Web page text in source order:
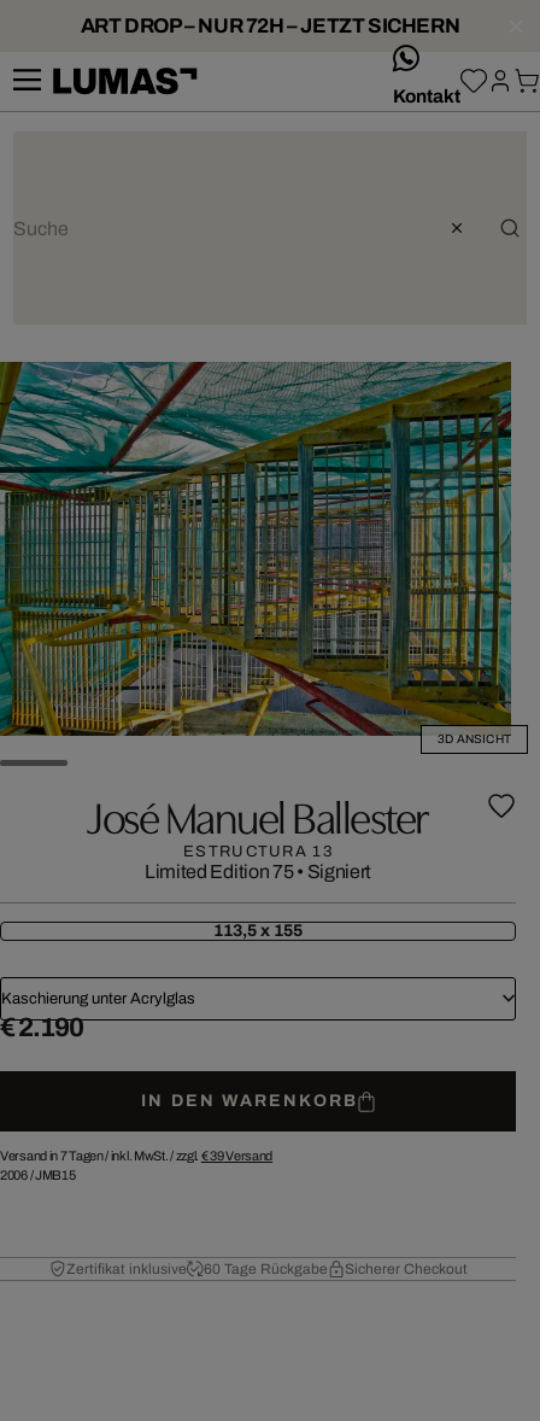
ART DROP – NUR 72H – JETZT SICHERN
Kontakt
3D ANSICHT
José Manuel Ballester
ESTRUCTURA 13
Limited Edition 75• Signiert
113,5 x 155
Kaschierung unter Acrylglas
€ 2.190
IN DEN WARENKORB
Versand in 7 Tagen /inkl. MwSt. / zzgl. € 39Versand
2006/JMB15
Zertifikat inklusive 60 Tage Rückgabe Sicherer Checkout